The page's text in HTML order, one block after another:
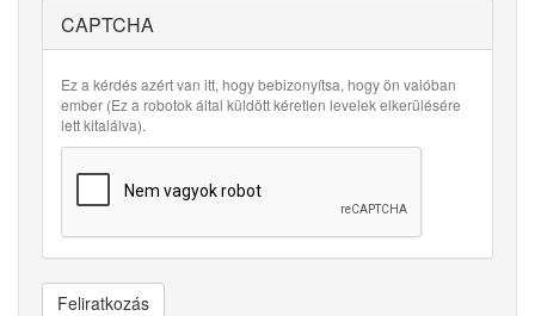
CAPTCHA
Ez a kérdés azért van itt, hogy bebizonyítsa, hogy ön valóban
ember (Ez a robotok által küldött kéretlen levelek elkerülésére
lett kitalálva).
Feliratkozás